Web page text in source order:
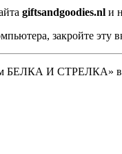
giftsandgoodies.nl и
закройте эту
И СТРЕЛКА»